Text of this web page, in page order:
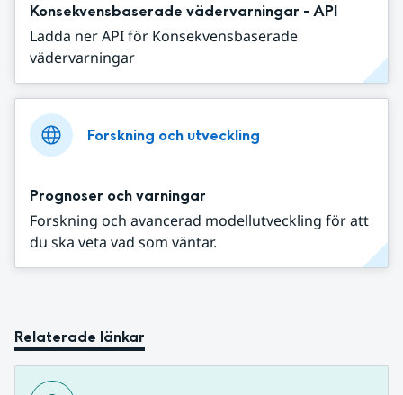
Konsekvensbaserade vädervarningar - API
Ladda ner API för Konsekvensbaserade
vädervarningar
Forskning och utveckling
Prognoser och varningar
Forskning och avancerad modellutveckling för att
du ska veta vad som väntar.
Relaterade länkar